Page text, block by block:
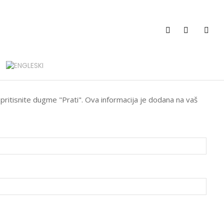
dugme "Prati". Ova informacija je dodana na vaš